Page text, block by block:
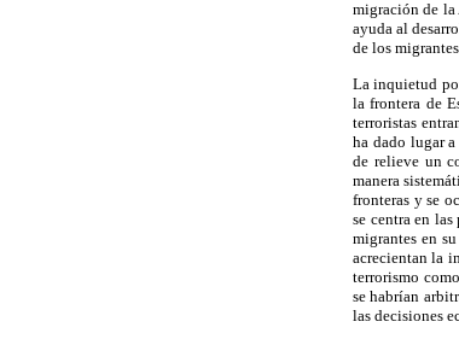
migración de la
ayuda al
de los
La inquietud
la frontera de
terroristas
ha dado lugar
de relieve un
manera
fronteras y se
se centra en
migrantes en
acrecientan la
terrorismo
se habrían
las decisiones